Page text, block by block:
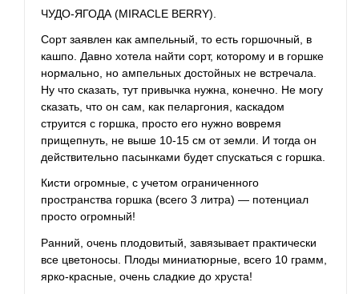
ЧУДО-ЯГОДА (MIRACLE BERRY).
Сорт заявлен как ампельный, то есть горшочный, в
кашпо. Давно хотела найти сорт, которому и в горшке
нормально, но ампельных достойных не встречала.
Ну что сказать, тут привычка нужна, конечно. Не могу
сказать, что он сам, как пеларгония, каскадом
струится с горшка, просто его нужно вовремя
прищепнуть, не выше 10-15 см от земли. И тогда он
действительно пасынками будет спускаться с горшка.
Кисти огромные, с учетом ограниченного
пространства горшка (всего 3 литра) — потенциал
просто огромный!
Ранний, очень плодовитый, завязывает практически
все цветоносы. Плоды миниатюрные, всего 10 грамм,
ярко-красные, очень сладкие до хруста!